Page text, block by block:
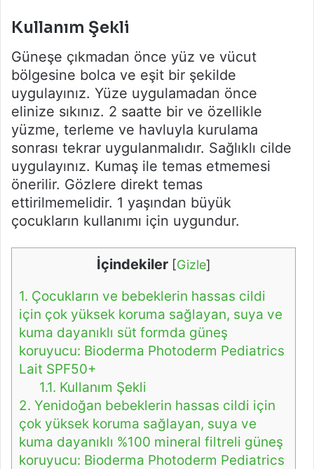
Kullanım Şekli
Güneşe çıkmadan önce yüz ve vücut
bölgesine bolca ve eşit bir şekilde
uygulayınız. Yüze uygulamadan önce
elinize sıkınız. 2 saatte bir ve özellikle
yüzme, terleme ve havluyla kurulama
sonrası tekrar uygulanmalıdır. Sağlıklı cilde
uygulayınız. Kumaş ile temas etmemesi
önerilir. Gözlere direkt temas
ettirilmemelidir. 1 yaşından büyük
çocukların kullanımı için uygundur.
İçindekiler [Gizle]
1. Çocukların ve bebeklerin hassas cildi
için çok yüksek koruma sağlayan, suya ve
kuma dayanıklı süt formda güneş
koruyucu: Bioderma Photoderm Pediatrics
Lait SPF50+
1.1. Kullanım Şekli
2. Yenidoğan bebeklerin hassas cildi için
çok yüksek koruma sağlayan, suya ve
kuma dayanıklı %100 mineral filtreli güneş
koruyucu: Bioderma Photoderm Pediatrics